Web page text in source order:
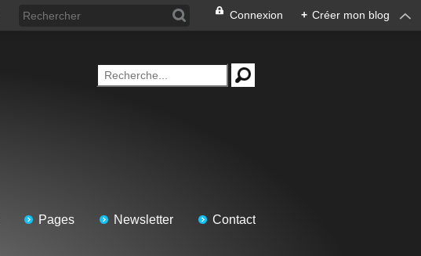
Connexion + Créer mon blog
Pages Newsletter Contact